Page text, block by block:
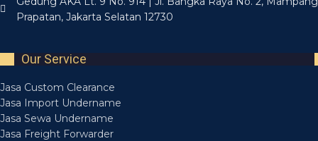
Prapatan, Jakarta Selatan 12730
Our Service
Jasa Custom Clearance
Jasa Import Undername
Jasa Sewa Undername
Jasa Freight Forwarder